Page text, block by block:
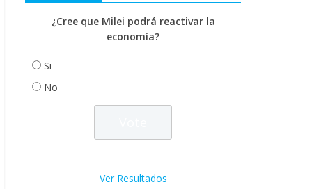
¿Cree que Milei podrá reactivar la
economía?
Si
No
Ver Resultados